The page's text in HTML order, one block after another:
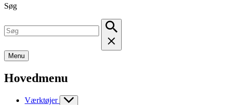
Søg
Menu
Hovedmenu
Værktøjer